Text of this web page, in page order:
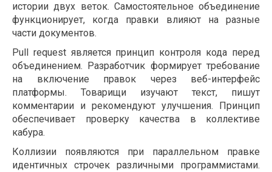
истории двух веток. Самостоятельное объединение
функционирует, когда правки влияют на разные
части документов.
Pull request является принцип контроля кода перед
объединением. Разработчик формирует требование
на включение правок через веб-интерфейс
платформы. Товарищи изучают текст, пишут
комментарии и рекомендуют улучшения. Принцип
обеспечивает проверку качества в коллективе
кабура.
Коллизии появляются при параллельном правке
идентичных строчек различными программистами.